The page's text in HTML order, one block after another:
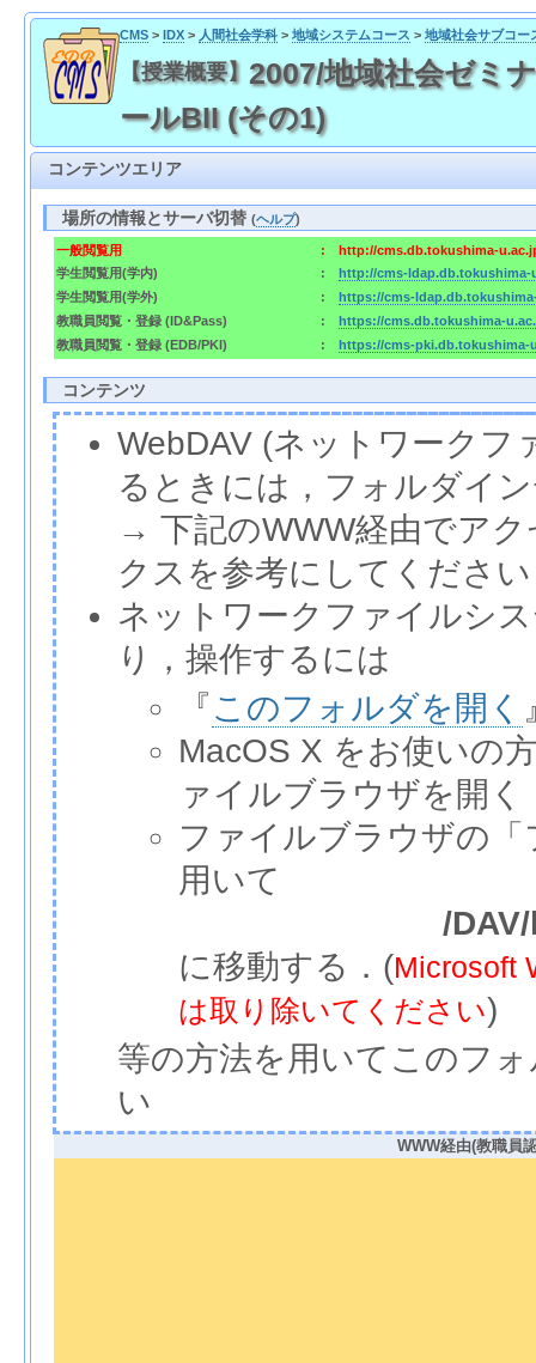
CMS> IDX> 人間社会学科> 地域システムコース > 地域社会サブコー
【授業概要】 2007/地域社会ゼミ
ールBII (その1)
コンテンツエリア
場所の情報とサーバ切替(ヘルプ)
一般閲覧用 :
http://cms.db.tokushima-
学生閲覧用(学内)
:
http://cms-ldap.db.tokushima-
学生閲覧用(学外)
:
https://cms-
教職員閲覧・登録 (ID&Pass)
:
https://cms.db.tokushima-
教職員閲覧・登録 (EDB/PKI)
: https://cms-pki.db.tokushima-
コンテンツ
WebDAV (ネットワーク
るときには，フォルダイ
→ 下記のWWW経由でア
クスを参考にしてくださ
ネットワークファイルシ
り，操作するには
『このフォルダを開く
MacOS X をお使いの
ァイルブラウザを開く
ファイルブラウザの
用いて
/
に移動する．(Microsoft
は取り除いてください)
等の方法を用いてこのフ
い
WWW経由(教職員